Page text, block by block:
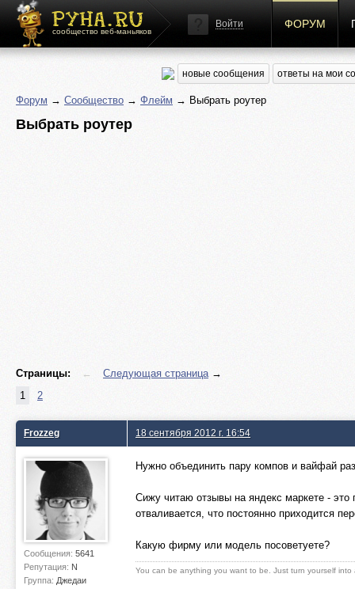
сообщество веб-маньяков
Войти ФОРУМ
новые сообщения ответы на мои
Форум → Сообщество → Флейм → Выбрать роутер
Выбрать роутер
Страницы: ← Следующая страница→
1
2
Frozzeg
Сообщения: 5641
Репутация: N
Группа: Джедаи
18 сентября 2012 г. 16:54
Нужно объединить пару компов и вайфай
Сижу читаю отзывы на яндекс маркете - это
отваливается, что постоянно приходится
Какую фирму или модель посоветуете?
You can be anything you want to be. Just turn yourself